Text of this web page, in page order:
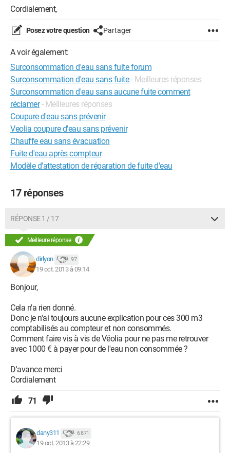
Cordialement,
Posez votre question Partager
A voir également:
Surconsommation d'eau sans fuite forum
Surconsommation d'eau sans fuite - Meilleures réponses
Surconsommation d'eau sans aucune fuite comment
réclamer - Meilleures réponses
Coupure d'eau sans prévenir
Veolia coupure d'eau sans prévenir
Chauffe eau sans évacuation
Fuite d'eau après compteur
Modèle d'attestation de réparation de fuite d'eau
17 réponses
RÉPONSE 1 / 17
Meilleure réponse
dirlyon 97
19 oct. 2013 à 09:14
Bonjour,
Cela n'a rien donné.
Donc je n'ai toujours aucune explication pour ces 300 m3
comptabilisés au compteur et non consommés.
Comment faire vis à vis de Véolia pour ne pas me retrouver
avec 1000 € à payer pour de l'eau non consommée ?
D'avance merci
Cordialement
71
dany311 6 871
19 oct. 2013 à 22:29